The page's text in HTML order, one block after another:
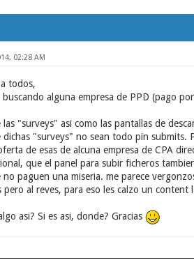
02:28 AM
todos,
buscando alguna empresa de PPD (pago
las "surveys" asi como las pantallas de
dichas "surveys" no sean todo pin submits.
de esas de alcuna empresa de CPA
que el panel para subir ficheros
no paguen una miseria. me parece
pero al reves, para eso les calzo un content
asi? Si es asi, donde? Gracias